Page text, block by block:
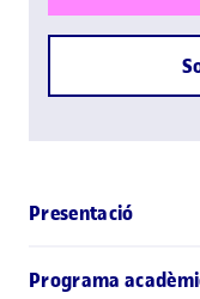
Presentació
Programa